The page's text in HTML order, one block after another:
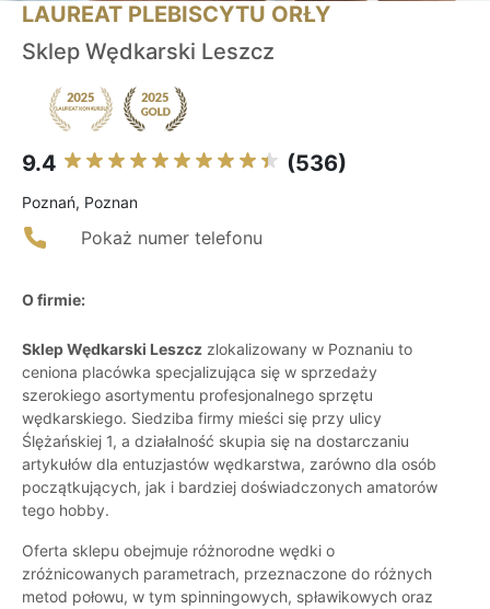
LAUREAT PLEBISCYTU ORŁY
Sklep Wędkarski Leszcz
9.4 (536)
Poznań, Poznan
Pokaż numer telefonu
O firmie:
Sklep Wędkarski Leszcz zlokalizowany w Poznaniu to
ceniona placówka specjalizująca się w sprzedaży
szerokiego asortymentu profesjonalnego sprzętu
wędkarskiego. Siedziba firmy mieści się przy ulicy
Ślężańskiej 1, a działalność skupia się na dostarczaniu
artykułów dla entuzjastów wędkarstwa, zarówno dla osób
początkujących, jak i bardziej doświadczonych amatorów
tego hobby.
Oferta sklepu obejmuje różnorodne wędki o
zróżnicowanych parametrach, przeznaczone do różnych
metod połowu, w tym spinningowych, spławikowych oraz